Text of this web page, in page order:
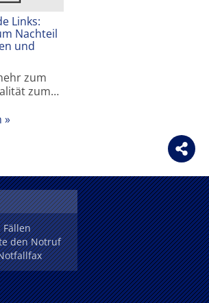
Links:
Nachteil
und
zum
zum…
den Notruf